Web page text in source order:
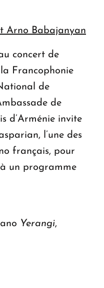
Arno Babajanyan
concert de
Francophonie
de
de
d’Arménie invite
l’une des
français, pour
un programme
Yerangi,